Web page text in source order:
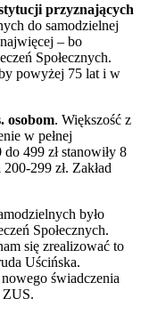
przyznających
do samodzielnej
– bo
Społecznych.
powyżej 75 lat i w
osobom. Większość z
w pełnej
499 zł stanowiły 8
299 zł. Zakład
było
Społecznych.
się zrealizować to
Uścińska.
świadczenia
ZUS.